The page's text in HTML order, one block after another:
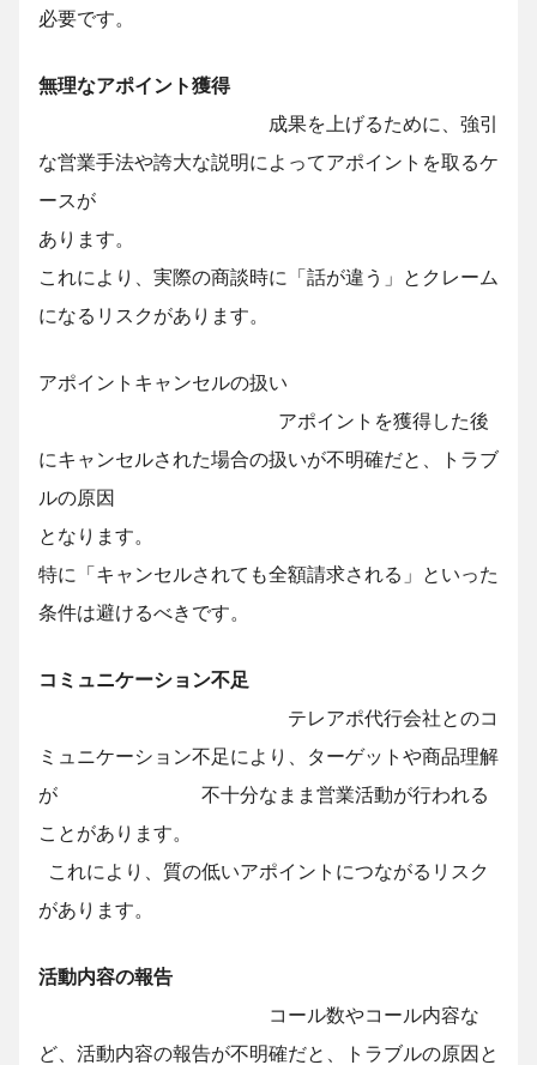
必要です。
無理なアポイント獲得
成果を上げるために、強引
な営業手法や誇大な説明によってアポイントを取るケ
ースが
あります。
これにより、実際の商談時に「話が違う」とクレーム
になるリスクがあります。
アポイントキャンセルの扱い
アポイントを獲得した後
にキャンセルされた場合の扱いが不明確だと、トラブ
ルの原因
となります。
特に「キャンセルされても全額請求される」といった
条件は避けるべきです。
コミュニケーション不足
テレアポ代行会社とのコ
ミュニケーション不足により、ターゲットや商品理解
が 不十分なまま営業活動が行われる
ことがあります。
これにより、質の低いアポイントにつながるリスク
があります。
活動内容の報告
コール数やコール内容な
ど、活動内容の報告が不明確だと、トラブルの原因と